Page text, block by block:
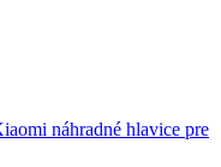
náhradné hlavice pre